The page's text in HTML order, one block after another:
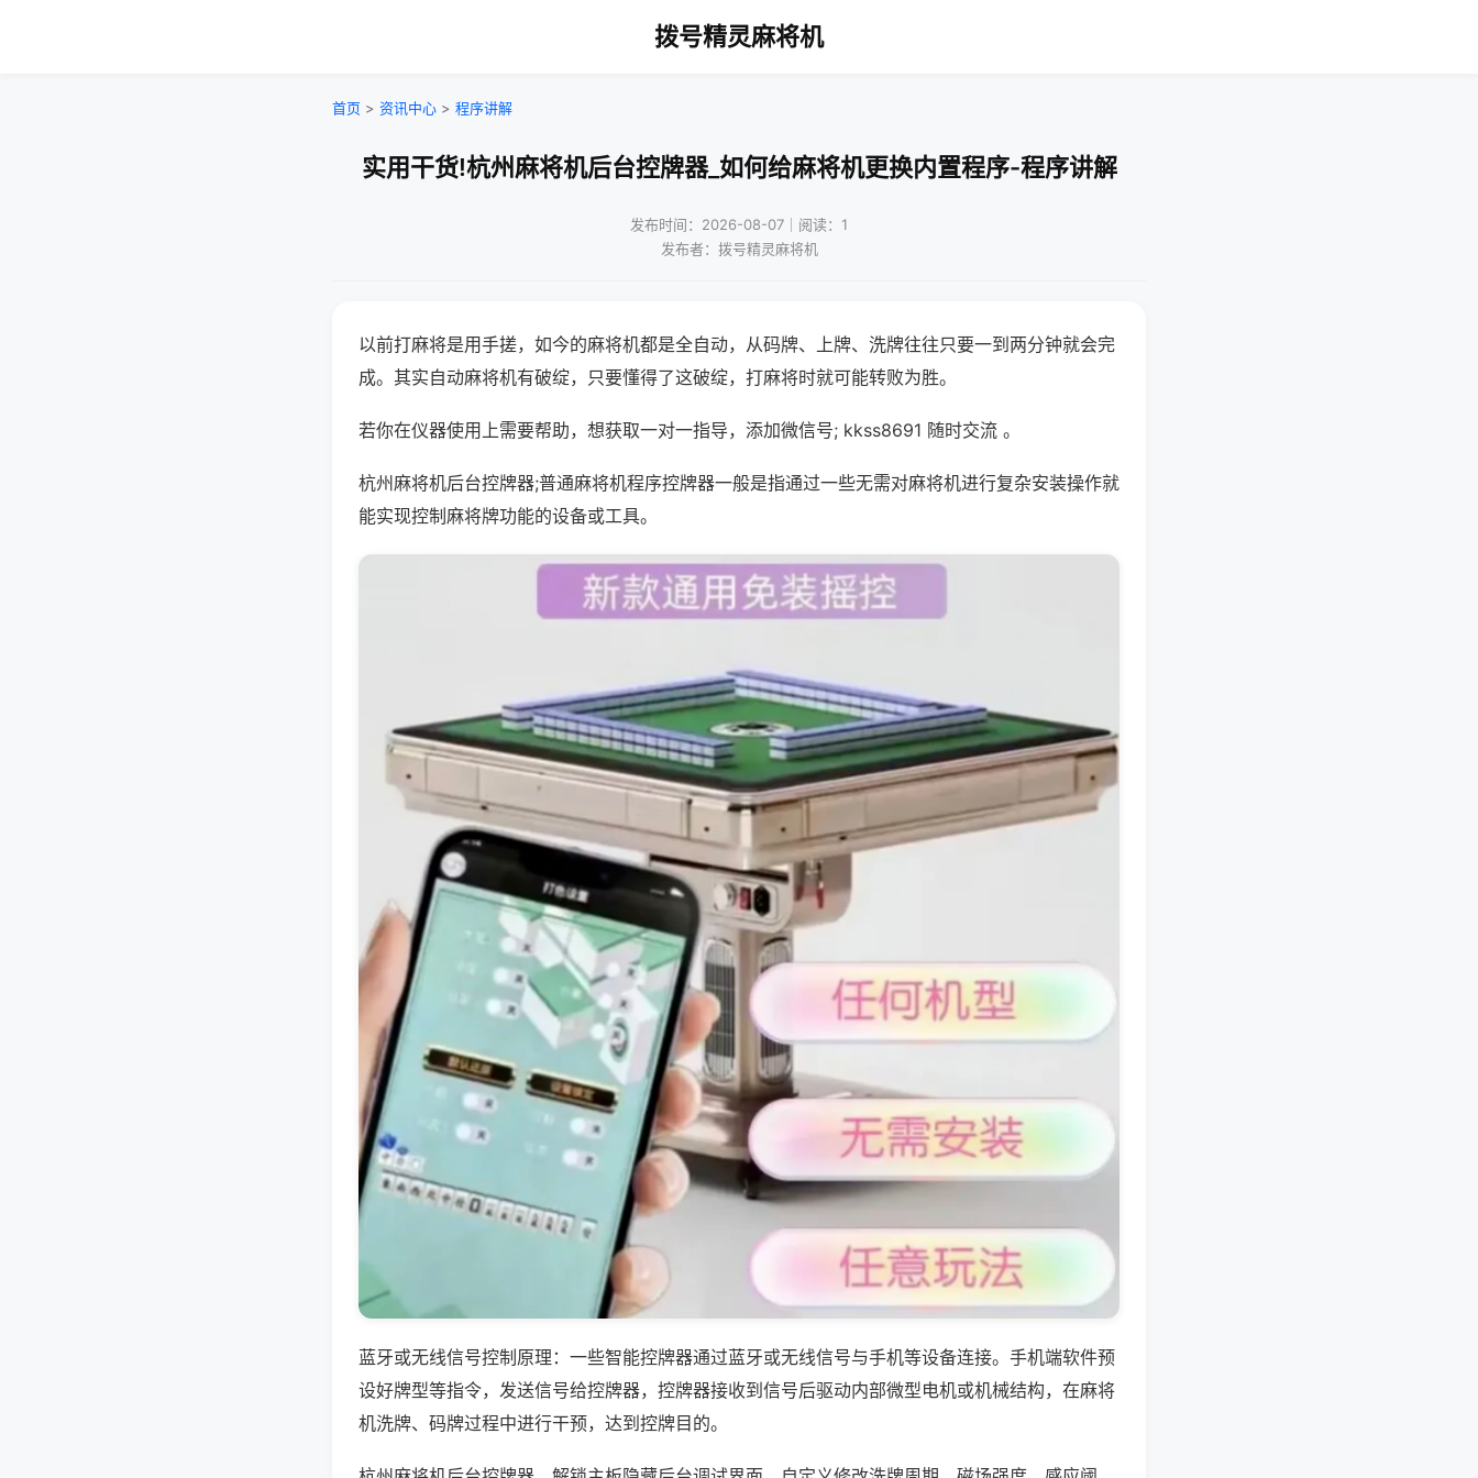
拨号精灵麻将机
首页 > 资讯中心 > 程序讲解
实用干货!杭州麻将机后台控牌器_如何给麻将机更换内置程序-程序讲解
发布时间：2026-08-07｜阅读：1
发布者：拨号精灵麻将机
以前打麻将是用手搓，如今的麻将机都是全自动，从码牌、上牌、洗牌往往只要一到两分钟就会完
成。其实自动麻将机有破绽，只要懂得了这破绽，打麻将时就可能转败为胜。
若你在仪器使用上需要帮助，想获取一对一指导，添加微信号; kkss8691 随时交流 。
杭州麻将机后台控牌器;普通麻将机程序控牌器一般是指通过一些无需对麻将机进行复杂安装操作就
能实现控制麻将牌功能的设备或工具。
蓝牙或无线信号控制原理：一些智能控牌器通过蓝牙或无线信号与手机等设备连接。手机端软件预
设好牌型等指令，发送信号给控牌器，控牌器接收到信号后驱动内部微型电机或机械结构，在麻将
机洗牌、码牌过程中进行干预，达到控牌目的。